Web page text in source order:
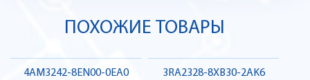
ПОХОЖИЕ ТОВАРЫ
4AM3242-8EN00-0EA0
3RA2328-8XB30-2AK6